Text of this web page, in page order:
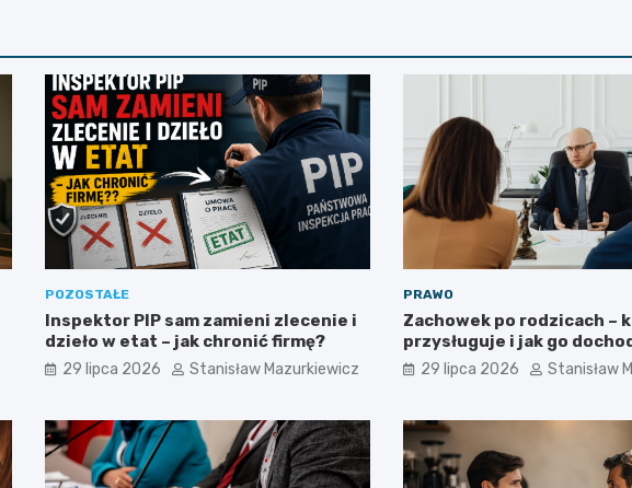
POZOSTAŁE
Inspektor PIP sam zamieni zlecenie i
dzieło w etat – jak chronić firmę?
29 lipca 2026 Stanisław Mazurkiewicz
PRAWO
Zachowek po rodzicach –
przysługuje i jak go
29 lipca 2026 Stanisław